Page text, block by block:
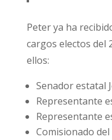
Peter ya ha
cargos electos del
ellos:
Senador estatal
Representante
Representante
Comisionado